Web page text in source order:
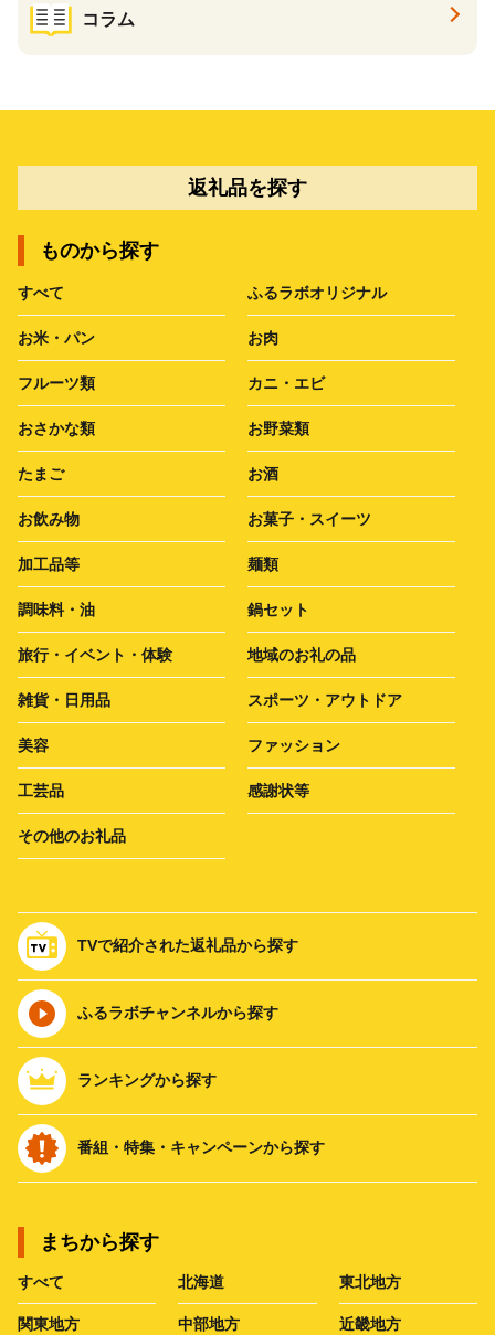
コラム
返礼品を探す
ものから探す
すべて ふるラボオリジナル
お米・パン お肉
フルーツ類 カニ・エビ
おさかな類 お野菜類
たまご お酒
お飲み物 お菓子・スイーツ
加工品等 麺類
調味料・油 鍋セット
旅行・イベント・体験 地域のお礼の品
雑貨・日用品 スポーツ・アウトドア
美容 ファッション
工芸品 感謝状等
その他のお礼品
TVで紹介された返礼品から探す
ふるラボチャンネルから探す
ランキングから探す
番組・特集・キャンペーンから探す
まちから探す
すべて 北海道 東北地方
関東地方 中部地方 近畿地方